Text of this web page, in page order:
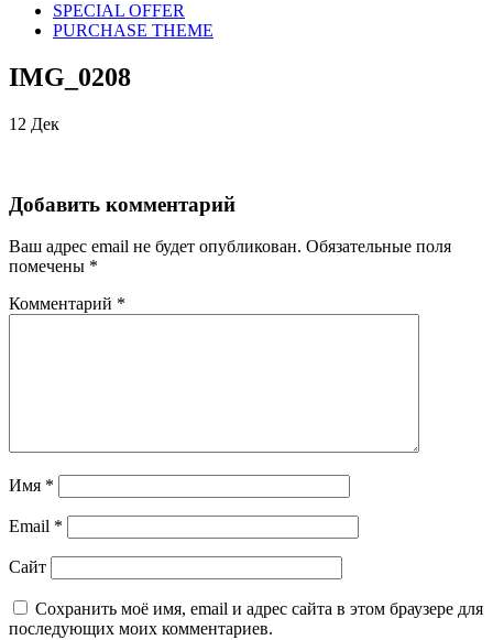
SPECIAL OFFER
PURCHASE THEME
IMG_0208
12 Дек
Добавить комментарий
Ваш адрес email не будет опубликован. Обязательные поля
помечены *
Комментарий *
Имя *
Email *
Сайт
Сохранить моё имя, email и адрес сайта в этом браузере для
последующих моих комментариев.